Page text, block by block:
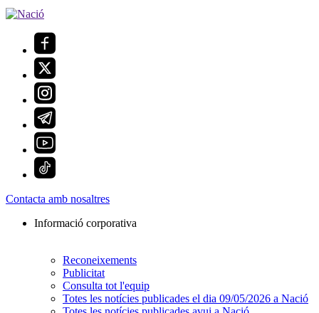
Contacta amb nosaltres
Informació corporativa
Reconeixements
Publicitat
Consulta tot l'equip
Totes les notícies publicades el dia 09/05/2026 a Nació